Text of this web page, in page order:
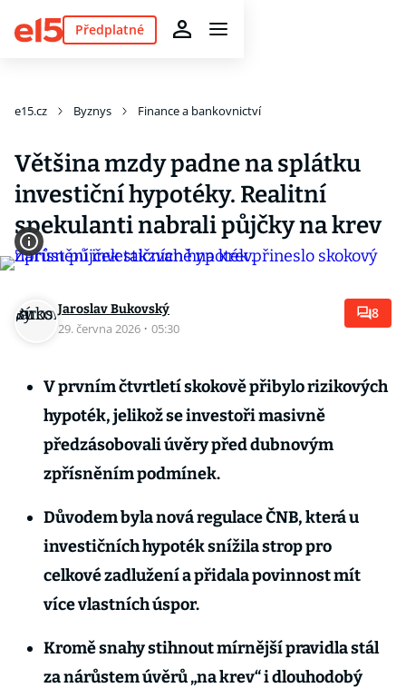
Předplatné
e15.cz Byznys Finance a bankovnictví
Většina mzdy padne na splátku
investiční hypotéky. Realitní
spekulanti nabrali půjčky na krev
Jaroslav Bukovský
29. června 2026 · 05:30
8
V prvním čtvrtletí skokově přibylo rizikových
hypoték, jelikož se investoři masivně
předzásobovali úvěry před dubnovým
zpřísněním podmínek.
Důvodem byla nová regulace ČNB, která u
investičních hypoték snížila strop pro
celkové zadlužení a přidala povinnost mít
více vlastních úspor.
Kromě snahy stihnout mírnější pravidla stál
za nárůstem úvěrů „na krev“ i dlouhodobý